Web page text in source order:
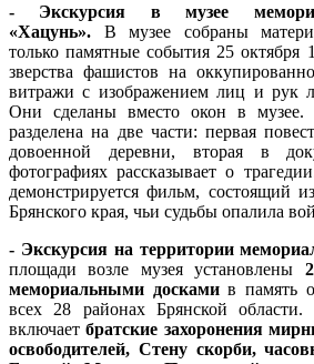
- Экскурсия в музее
«Хацунь». В музее собраны
только памятные события 25 октября
зверства фашистов на
витражи с изображением лиц и рук
Они сделаны вместо окон в музее.
разделена на две части: первая
довоенной деревни, вторая в
фотографиях рассказывает о
демонстрируется фильм, состоящий
Брянского края, чьи судьбы опалила
- Экскурсия на территории
площади возле музея установлены
мемориальными досками в память
всех 28 районах Брянской области.
включает братские захоронения
освободителей, Стену скорби,